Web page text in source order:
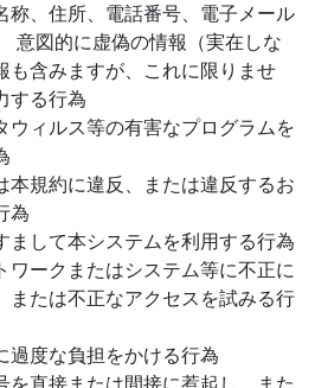
称、住所、電話番号、電子メール
意図的に虚偽の情報（実在しな
も含みますが、これに限りませ
する行為
ウィルス等の有害なプログラムを
本規約に違反、または違反するお
為
まして本システムを利用する行為
ワークまたはシステム等に不正に
または不正なアクセスを試みる行
過度な負担をかける行為
を直接または間接に惹起し、また